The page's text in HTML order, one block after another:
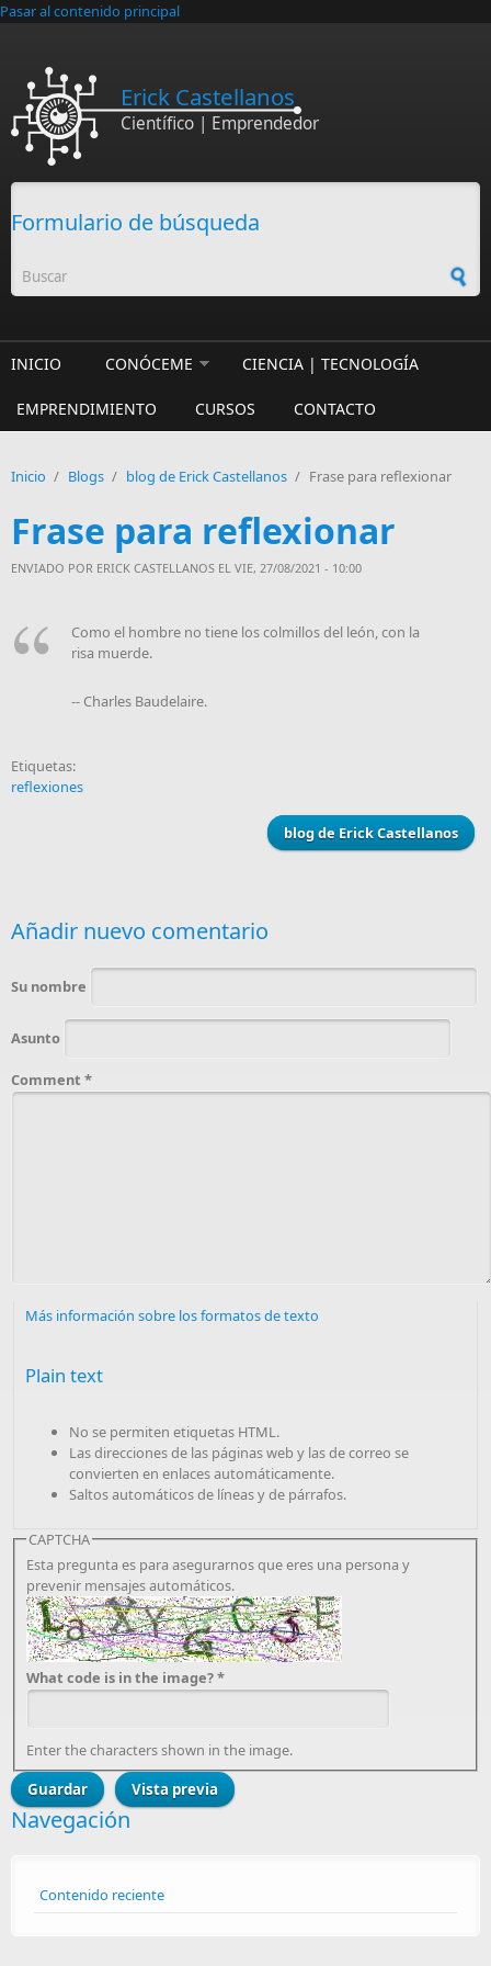
Pasar al contenido principal
Erick Castellanos
Científico | Emprendedor
Formulario de búsqueda
INICIO CONÓCEME CIENCIA | TECNOLOGÍA
EMPRENDIMIENTO CURSOS CONTACTO
Inicio / Blogs / blog de Erick Castellanos / Frase para reflexionar
Frase para reflexionar
ENVIADO POR ERICK CASTELLANOS EL VIE, 27/08/2021 - 10:00
Como el hombre no tiene los colmillos del león, con la
risa muerde.
-- Charles Baudelaire.
Etiquetas:
reflexiones
blog de Erick Castellanos
Añadir nuevo comentario
Su nombre
Asunto
Comment *
Más información sobre los formatos de texto
Plain text
No se permiten etiquetas HTML.
Las direcciones de las páginas web y las de correo se
convierten en enlaces automáticamente.
Saltos automáticos de líneas y de párrafos.
CAPTCHA
Esta pregunta es para asegurarnos que eres una persona y
prevenir mensajes automáticos.
What code is in the image?*
Enter the characters shown in the image.
Navegación
Contenido reciente